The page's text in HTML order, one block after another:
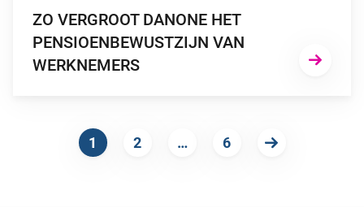
ZO VERGROOT DANONE HET
PENSIOENBEWUSTZIJN VAN
WERKNEMERS
1 2 … 6
VOLGENDE